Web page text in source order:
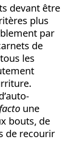
devant être
plus
par
de
les
une
bouts, de
de recourir